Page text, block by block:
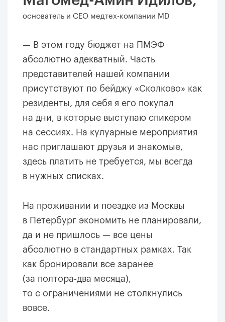
основатель и СЕО медтех-компании MD
— В этом году бюджет на ПМЭФ
абсолютно адекватный. Часть
представителей нашей компании
присутствуют по бейджу «Сколково» как
резиденты, для себя я его покупал
на дни, в которые выступаю спикером
на сессиях. На кулуарные мероприятия
нас приглашают друзья и знакомые,
здесь платить не требуется, мы всегда
в нужных списках.
На проживании и поездке из Москвы
в Петербург экономить не планировали,
да и не пришлось — все цены
абсолютно в стандартных рамках. Так
как бронировали все заранее
(за полтора-два месяца),
то с ограничениями не столкнулись
вовсе.